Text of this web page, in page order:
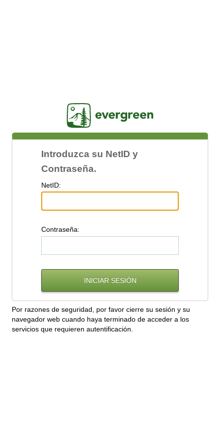
Introduzca su NetID y
Contraseña.
NetID:
Contraseña:
Por razones de seguridad, por favor cierre su sesión y su
navegador web cuando haya terminado de acceder a los
servicios que requieren autentificación.